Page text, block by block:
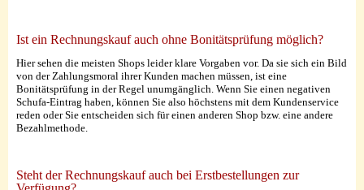
Ist ein Rechnungskauf auch ohne Bonitätsprüfung möglich?
Hier sehen die meisten Shops leider klare Vorgaben vor. Da sie sich ein Bild
von der Zahlungsmoral ihrer Kunden machen müssen, ist eine
Bonitätsprüfung in der Regel unumgänglich. Wenn Sie einen negativen
Schufa-Eintrag haben, können Sie also höchstens mit dem Kundenservice
reden oder Sie entscheiden sich für einen anderen Shop bzw. eine andere
Bezahlmethode.
Steht der Rechnungskauf auch bei Erstbestellungen zur